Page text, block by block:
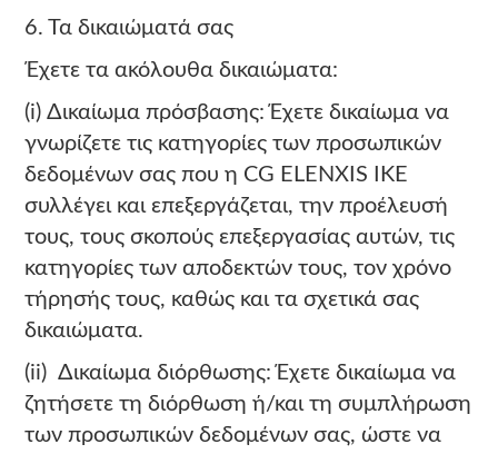
6. Τα δικαιώματά σας
Έχετε τα ακόλουθα δικαιώματα:
(i) Δικαίωμα πρόσβασης: Έχετε δικαίωμα να
γνωρίζετε τις κατηγορίες των προσωπικών
δεδομένων σας που η CG ELENXIS ΙΚΕ
συλλέγει και επεξεργάζεται, την προέλευσή
τους, τους σκοπούς επεξεργασίας αυτών, τις
κατηγορίες των αποδεκτών τους, τον χρόνο
τήρησής τους, καθώς και τα σχετικά σας
δικαιώματα.
(ii) Δικαίωμα διόρθωσης: Έχετε δικαίωμα να
ζητήσετε τη διόρθωση ή/και τη συμπλήρωση
των προσωπικών δεδομένων σας, ώστε να